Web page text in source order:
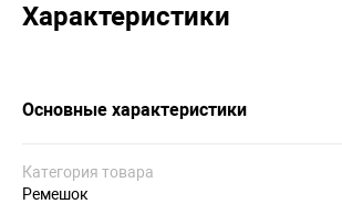
Характеристики
Основные характеристики
Категория товара
Ремешок